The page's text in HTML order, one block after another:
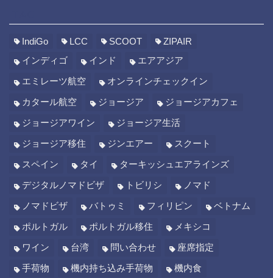
IndiGo LCC SCOOT
ZIPAIR
インディゴ
インド
エアアジア
エミレーツ航空
オンラインチェックイン
カタール航空
ジョージア
ジョージアカフェ
ジョージアワイン
ジョージア生活
ジョージア移住
ジンエアー
スクート
スペイン
タイ
ターキッシュエアラインズ
デジタルノマドビザ
トビリシ
ノマド
ノマドビザ
バトゥミ フィリピン
ベトナム
ポルトガル
ポルトガル移住
メキシコ
ワイン
台湾 問い合わせ
座席指定
手荷物
機内持ち込み手荷物 機内食